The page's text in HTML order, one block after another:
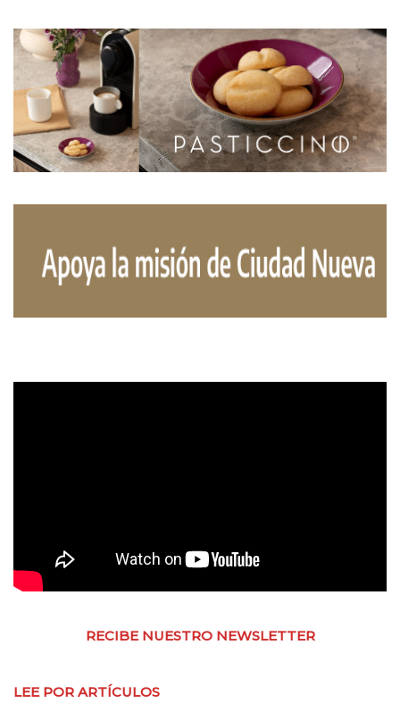
RECIBE NUESTRO NEWSLETTER
LEE POR ARTÍCULOS